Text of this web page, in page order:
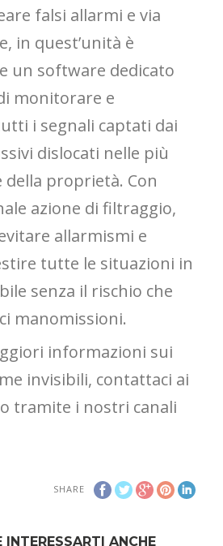
falsi allarmi e via
in quest’unità è
un software dedicato
monitorare e
i segnali captati dai
dislocati nelle più
proprietà. Con
azione di filtraggio,
allarmismi e
tutte le situazioni in
senza il rischio che
manomissioni.
informazioni sui
invisibili, contattaci ai
tramite i nostri canali
SHARE
INTERESSARTI ANCHE